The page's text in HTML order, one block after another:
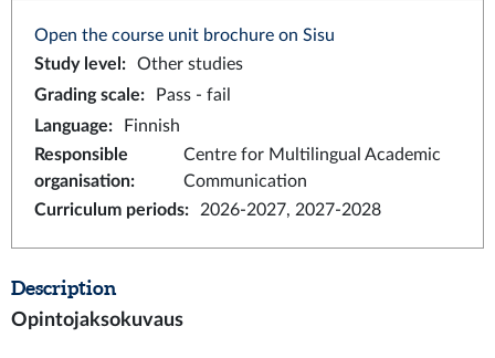
Open the course unit brochure on Sisu
Study level :
Other studies
Grading scale:
Pass - fail
Language:
Finnish
Responsible
organisation:
Centre for Multilingual Academic
Communication
Curriculum periods: 2026-2027, 2027-2028
Description
Opintojaksokuvaus